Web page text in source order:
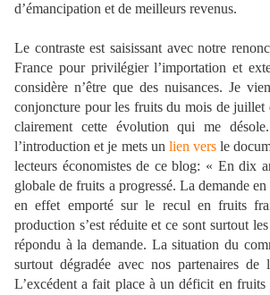
d’émancipation et de meilleurs revenus.
Le contraste est saisissant avec notre
France pour privilégier l’importation et
considère n’être que des nuisances. Je
conjoncture pour les fruits du mois de juillet
clairement cette évolution qui me
l’introduction et je mets un lien vers le
lecteurs économistes de ce blog: « En dix
globale de fruits a progressé. La demande
en effet emporté sur le recul en fruits
production s’est réduite et ce sont surtout
répondu à la demande. La situation du
surtout dégradée avec nos partenaires de
L’excédent a fait place à un déficit en fruits